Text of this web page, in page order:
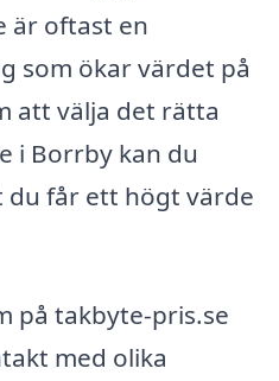
är oftast en
som ökar värdet på
att välja det rätta
i Borrby kan du
du får ett högt värde
på takbyte-pris.se
med olika